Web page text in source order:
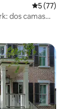
5 (77)
dos camas